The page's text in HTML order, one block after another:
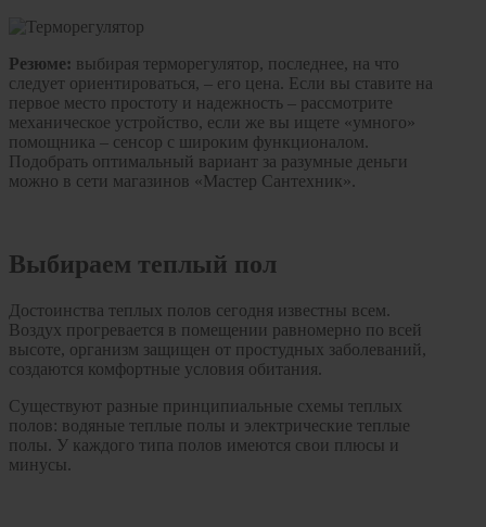
Резюме: выбирая терморегулятор, последнее, на что
следует ориентироваться, – его цена. Если вы ставите на
первое место простоту и надежность – рассмотрите
механическое устройство, если же вы ищете «умного»
помощника – сенсор с широким функционалом.
Подобрать оптимальный вариант за разумные деньги
можно в сети магазинов «Мастер Сантехник».
Выбираем теплый пол
Достоинства теплых полов сегодня известны всем.
Воздух прогревается в помещении равномерно по всей
высоте, организм защищен от простудных заболеваний,
создаются комфортные условия обитания.
Существуют разные принципиальные схемы теплых
полов: водяные теплые полы и электрические теплые
полы. У каждого типа полов имеются свои плюсы и
минусы.